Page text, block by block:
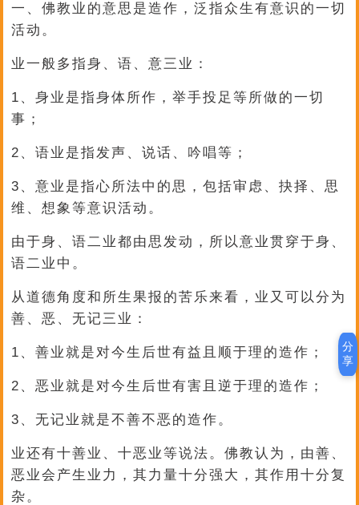
一、佛教业的意思是造作，泛指众生有意识的一切
活动。
业一般多指身、语、意三业：
1、身业是指身体所作，举手投足等所做的一切
事；
2、语业是指发声、说话、吟唱等；
3、意业是指心所法中的思，包括审虑、抉择、思
维、想象等意识活动。
由于身、语二业都由思发动，所以意业贯穿于身、
语二业中。
从道德角度和所生果报的苦乐来看，业又可以分为
善、恶、无记三业：
1、善业就是对今生后世有益且顺于理的造作；
2、恶业就是对今生后世有害且逆于理的造作；
3、无记业就是不善不恶的造作。
业还有十善业、十恶业等说法。佛教认为，由善、
恶业会产生业力，其力量十分强大，其作用十分复
杂。
分
享